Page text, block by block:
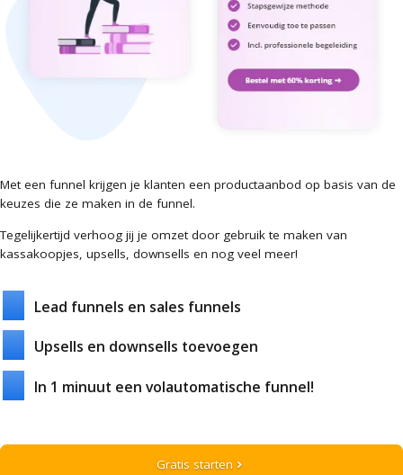
Met een funnel krijgen je klanten een productaanbod op basis van de
keuzes die ze maken in de funnel.
Tegelijkertijd verhoog jij je omzet door gebruik te maken van
kassakoopjes, upsells, downsells en nog veel meer!
Lead funnels en sales funnels
Upsells en downsells toevoegen
In 1 minuut een volautomatische funnel!
Gratis starten chevron_right